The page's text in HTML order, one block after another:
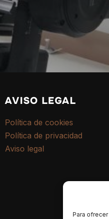
Para
AVISO LEGAL
Política de cookies
Política de privacidad
Aviso legal